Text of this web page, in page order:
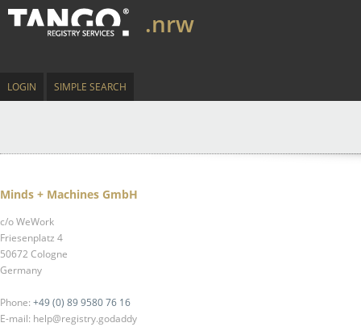
.nrw
LOGIN SIMPLE SEARCH
Minds + Machines GmbH
c/o WeWork
Friesenplatz 4
50672 Cologne
Germany
Phone: +49 (0) 89 9580 76 16
E-mail: help@registry.godaddy